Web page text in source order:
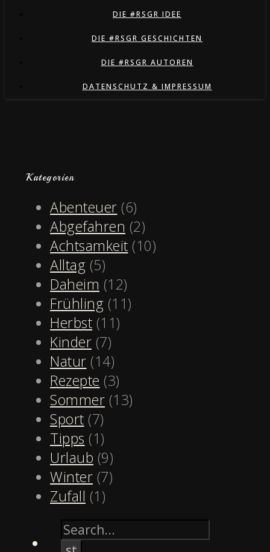
DIE #RSGR IDEE
DIE #RSGR GESCHICHTEN
DIE #RSGR AUTOREN
DATENSCHUTZ & IMPRESSUM
Kategorien
Abenteuer (6)
Abgefahren (2)
Achtsamkeit (10)
Alltag (5)
Daheim (12)
Frühling (11)
Herbst (11)
Kinder (7)
Natur (14)
Rezepte (3)
Sommer (13)
Sport (7)
Tipps (1)
Urlaub (9)
Winter (7)
Zufall (1)